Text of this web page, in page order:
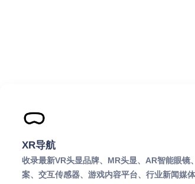
XR导航
收录最新VR头显品牌、MR头显、AR智能眼镜
案、交互传感器、游戏内容平台、行业新闻媒